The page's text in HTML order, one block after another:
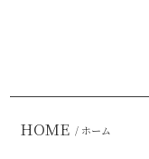
HOME / ホーム